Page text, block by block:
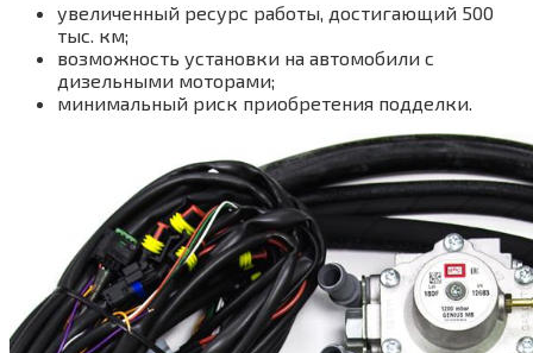
увеличенный ресурс работы, достигающий 500
тыс. км;
возможность установки на автомобили с
дизельными моторами;
минимальный риск приобретения подделки.